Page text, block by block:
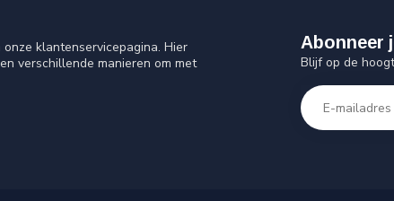
klantenservicepagina. Hier
verschillende manieren om met
Abonneer
Blijf op de